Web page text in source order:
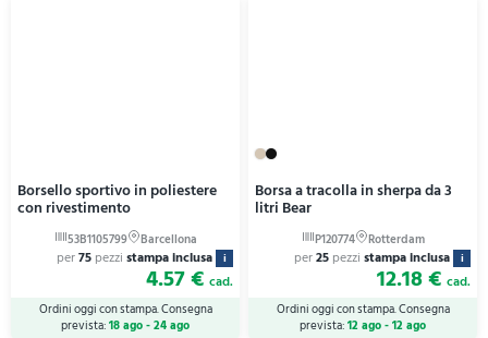
Borsello sportivo in poliestere
con rivestimento
per75 pezzi stampa inclusa i
4.57 € cad.
Ordini oggi con stampa. Consegna
prevista:18 ago - 24 ago
Borsa a tracolla in sherpa da 3
litri Bear
per25 pezzi stampa inclusa i
12.18 € cad.
Ordini oggi con stampa. Consegna
prevista:12 ago - 12 ago